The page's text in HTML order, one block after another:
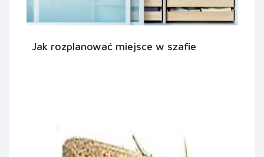
Jak rozplanować miejsce w szafie